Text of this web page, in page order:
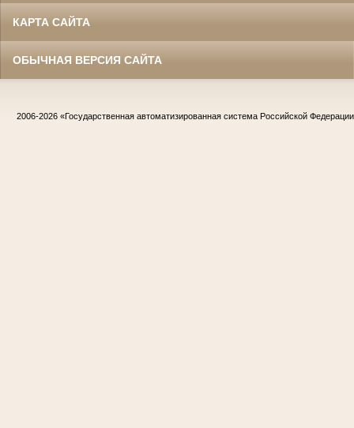
КАРТА САЙТА
ОБЫЧНАЯ ВЕРСИЯ САЙТА
2006-2026 «Государственная автоматизированная система Российской